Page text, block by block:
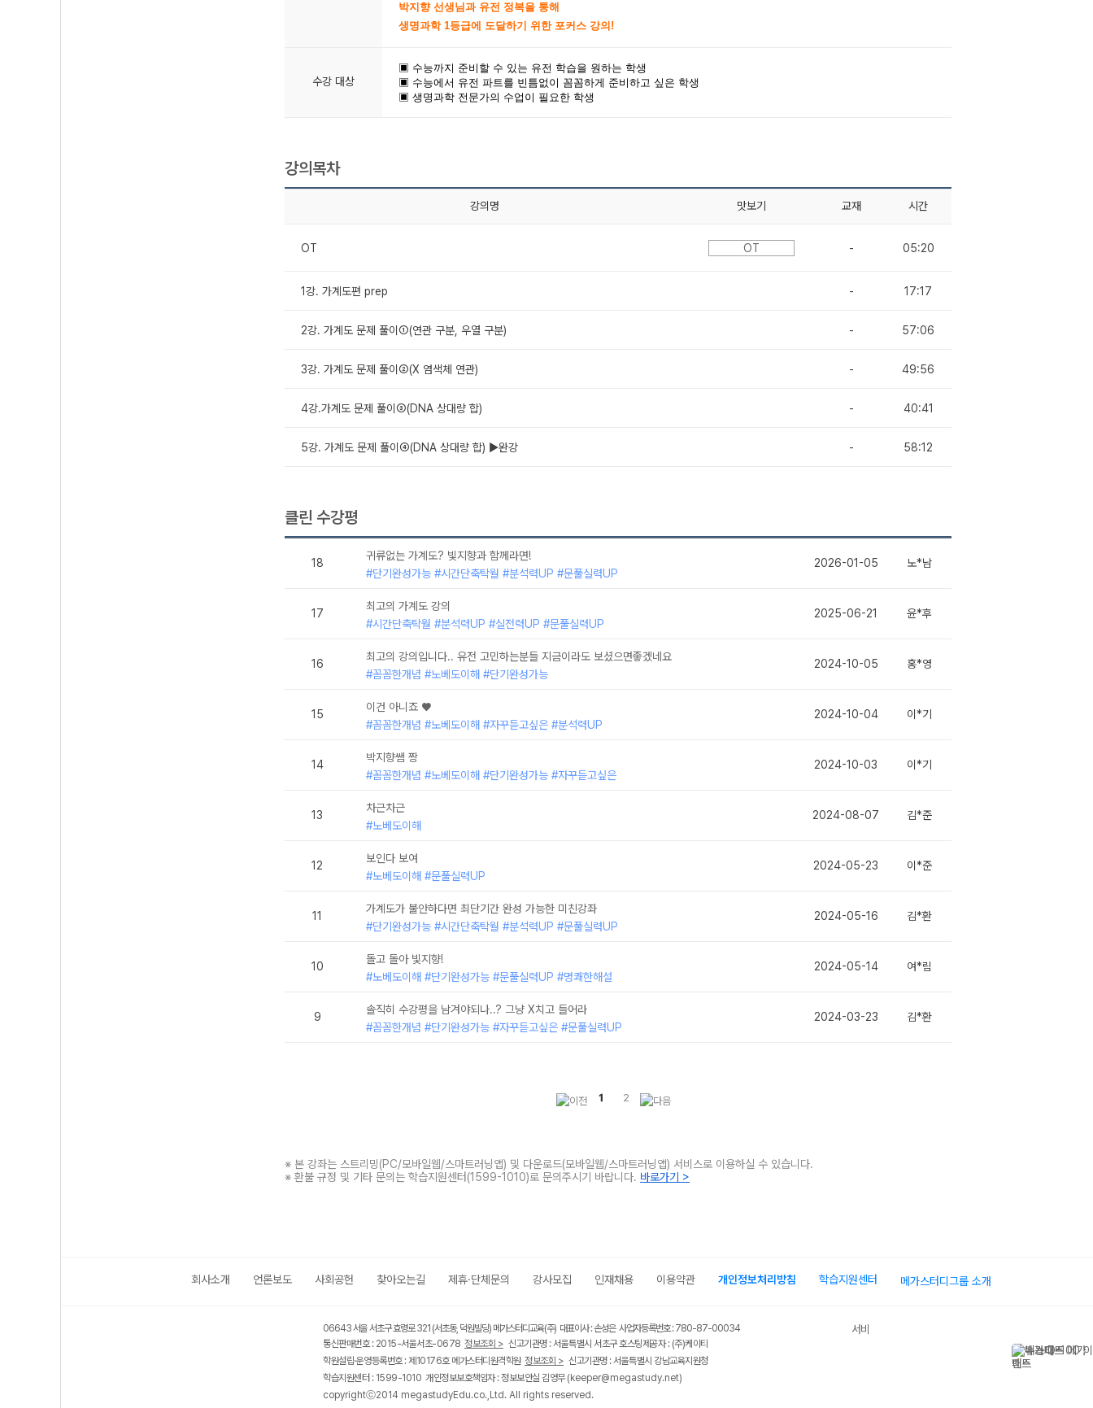
박지향 선생님과 유전 정복을 통해
생명과학 1등급에 도달하기 위한 포커스 강의!
수강 대상
▣ 수능까지 준비할 수 있는 유전 학습을 원하는 학생
▣ 수능에서 유전 파트를 빈틈없이 꼼꼼하게 준비하고 싶은 학생
▣ 생명과학 전문가의 수업이 필요한 학생
강의목차
강의명 맛보기 교재 시간
OT OT - 05:20
1강. 가계도편 prep - 17:17
2강. 가계도 문제 풀이①(연관 구분, 우열 구분) - 57:06
3강. 가계도 문제 풀이②(X 염색체 연관) - 49:56
4강.가계도 문제 풀이③(DNA 상대량 합) - 40:41
5강. 가계도 문제 풀이④(DNA 상대량 합) ▶완강 - 58:12
클린 수강평
18
귀류없는 가계도? 빛지향과 함께라면!
#단기완성가능 #시간단축탁월 #분석력UP #문풀실력UP
2026-01-05 노*남
17
최고의 가계도 강의
#시간단축탁월 #분석력UP #실전력UP #문풀실력UP
2025-06-21 윤*후
16
최고의 강의입니다.. 유전 고민하는분들 지금이라도 보셨으면좋겠네요
#꼼꼼한개념 #노베도이해 #단기완성가능
2024-10-05 홍*영
15
이건 아니죠 ♥
#꼼꼼한개념 #노베도이해 #자꾸듣고싶은 #분석력UP
2024-10-04 이*기
14
박지향쌤 짱
#꼼꼼한개념 #노베도이해 #단기완성가능 #자꾸듣고싶은
2024-10-03 이*기
13
차근차근
#노베도이해
2024-08-07 김*준
12
보인다 보여
#노베도이해 #문풀실력UP
2024-05-23 이*준
11
가계도가 불안하다면 최단기간 완성 가능한 미친강좌
#단기완성가능 #시간단축탁월 #분석력UP #문풀실력UP
2024-05-16 김*환
10
돌고 돌아 빛지향!
#노베도이해 #단기완성가능 #문풀실력UP #명쾌한해설
2024-05-14 여*림
9
솔직히 수강평을 남겨야되나..? 그냥 X치고 들어라
#꼼꼼한개념 #단기완성가능 #자꾸듣고싶은 #문풀실력UP
2024-03-23 김*환
1 2
※ 본 강좌는 스트리밍(PC/모바일웹/스마트러닝앱) 및 다운로드(모바일웹/스마트러닝앱) 서비스로 이용하실 수 있습니다.
※ 환불 규정 및 기타 문의는 학습지원센터(1599-1010)로 문의주시기 바랍니다. 바로가기 >
회사소개 언론보도 사회공헌 찾아오는길 제휴·단체문의 강사모집 인재채용 이용약관 개인정보처리방침 학습지원센터 메가스터디그룹 소개
06643 서울 서초구 효령로 321 (서초동, 덕원빌딩) 메가스터디교육(주) 대표이사 : 손성은 사업자등록번호 : 780-87-00034
통신판매번호 : 2015-서울서초-0678 정보조회 > 신고기관명 : 서울특별시 서초구 호스팅제공자 : (주)케이티
학원설립·운영등록번호 : 제10176호 메가스터디원격학원 정보조회 > 신고기관명 : 서울특별시 강남교육지원청
학습지원센터 : 1599-1010 개인정보보호책임자 : 정보보안실 김영무(keeper@megastudy.net)
copyrightⓒ2014 megastudyEdu.co.,Ltd. All rights reserved.
서비스 가입사실 확인